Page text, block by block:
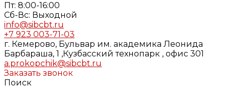
Пт: 8:00-16:00
Cб-Вс: Выходной
info@sibcbt.ru
+7 923 003-71-03
г. Кемерово, Бульвар им. академика Леонида
Барбараша, 1 ,Кузбасский технопарк , офис 301
a.prokopchik@sibcbt.ru
Заказать звонок
Поиск